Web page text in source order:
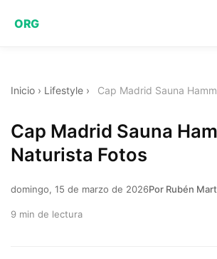
ORG
Inicio › Lifestyle › Cap Madrid Sauna
Cap Madrid Sauna
Naturista Fotos
domingo, 15 de marzo de 2026Por Rubén
9 min de lectura